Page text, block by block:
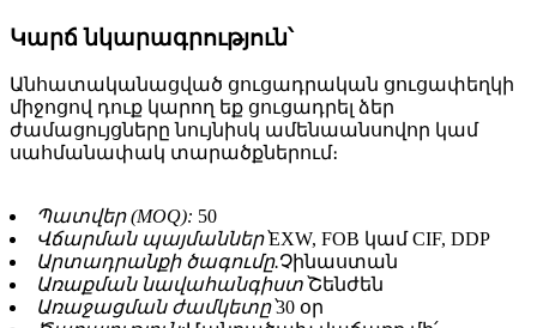
Կարճ նկարագրություն՝
Անհատականացված ցուցադրական ցուցափեղկի
միջոցով դուք կարող եք ցուցադրել ձեր
ժամացույցները նույնիսկ ամենաանսովոր կամ
սահմանափակ տարածքներում։
Պատվեր (MOQ): 50
Վճարման պայմաններ՝EXW, FOB կամ CIF, DDP
Արտադրանքի ծագումը.Չինաստան
Առաքման նավահանգիստ՝ Շենժեն
Առաջացման ժամկետը՝30 օր